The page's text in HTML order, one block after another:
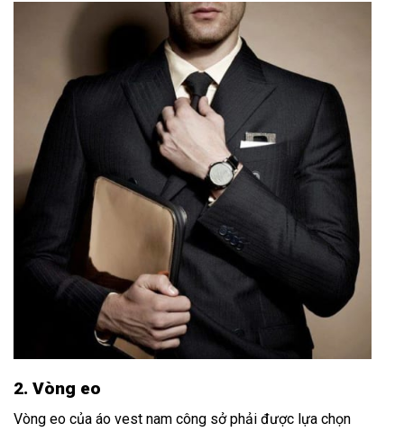
2. Vòng eo
Vòng eo của áo vest nam công sở phải được lựa chọn